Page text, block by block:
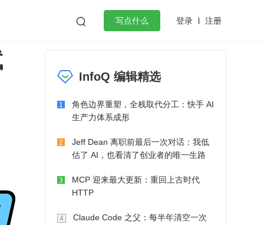
 写点什么 登录 注册
作
微服务架构 flutter
InfoQ 编辑精选
1
角色边界重塑，全栈取代分工：快手 AI
生产力体系成形
2
Jeff Dean 离职前最后一次对话：我低
估了 AI，也看清了创业者的唯一生路
3
MCP 迎来最大更新：重回上古时代
HTTP
4
Claude Code 之父：每半年清空一次